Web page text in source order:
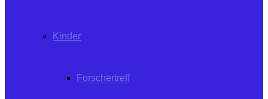
Kinder
Forschertreff